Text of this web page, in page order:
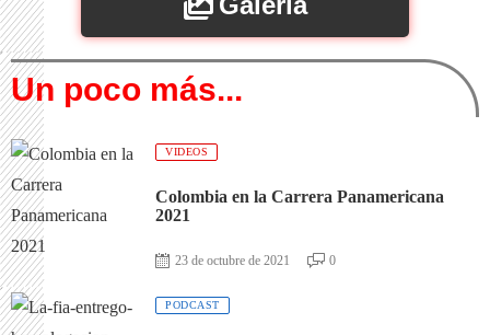
Un poco más...
VIDEOS
Colombia en la Carrera Panamericana
2021
23 de octubre de 2021 0
PODCAST